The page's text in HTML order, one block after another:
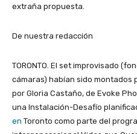
extraña propuesta.
De nuestra redacción
TORONTO. El set improvisado
cámaras) habían sido montados
por Gloria Castaño, de Evoke
una Instalación-Desafío
en Toronto como parte del